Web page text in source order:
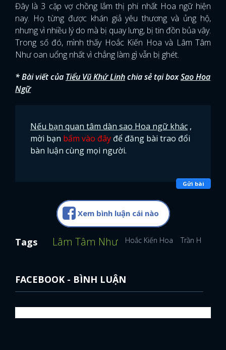
Đây là 3 cặp vợ chồng lắm thị phi nhất Hoa ngữ hiện
nay. Họ từng được khán giả yêu thương và ủng hộ,
nhưng vì nhiều lý do mà bị quay lưng, bị tin đồn bủa vây.
Trong số đó, mình thấy Hoắc Kiến Hoa và Lâm Tâm
Như oan uổng nhất vì chẳng làm gì vẫn bị ghét.
* Bài viết của Tiểu Vũ Khứ Linhchia sẻ tại boxSao Hoa
Ngữ
Nếu bạn quan tâm dàn sao Hoa ngữ khác ,
mời bạn bấm vào đây để đăng bài trao đổi
bàn luận cùng mọi người.
Gửi bài
Xem bình luận cái nào
Tags Lâm Tâm Như Hoắc Kiến Hoa Trần Hiểu
FACEBOOK - BÌNH LUẬN